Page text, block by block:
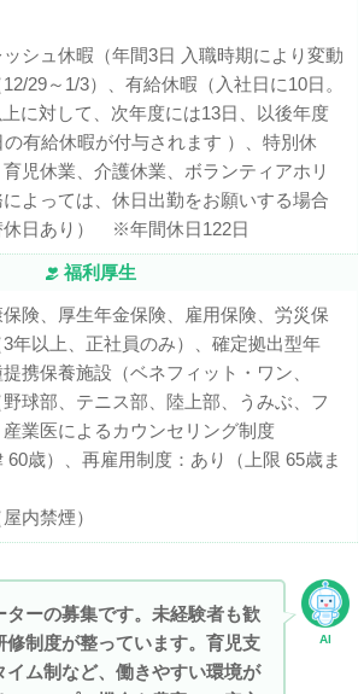
シュ休暇（年間3日 入職時期により変動
29～1/3）、有給休暇（入社日に10日。
に対して、次年度には13日、以後年度
有給休暇が付与されます ）、特別休
児休業、介護休業、ボランティアホリ
よっては、休日出勤をお願いする場合
休日あり） ※年間休日122日
福利厚生
険、厚生年金保険、雇用保険、労災保
年以上、正社員のみ）、確定拠出型年
携保養施設（ベネフィット・ワン、
球部、テニス部、陸上部、うみぶ、フ
業医によるカウンセリング制度
60歳）、再雇用制度：あり（上限 65歳ま
内禁煙）
AI
ターの募集です。未経験者も歓
修制度が整っています。育児支
イム制など、働きやすい環境が